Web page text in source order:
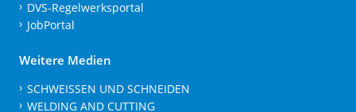
DVS-Regelwerksportal
JobPortal
Weitere Medien
SCHWEISSEN UND SCHNEIDEN
WELDING AND CUTTING